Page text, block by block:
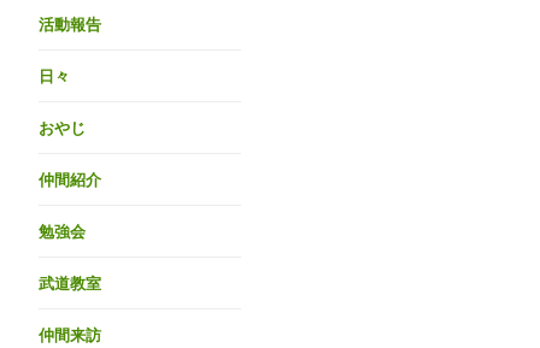
活動報告
日々
おやじ
仲間紹介
勉強会
武道教室
仲間来訪